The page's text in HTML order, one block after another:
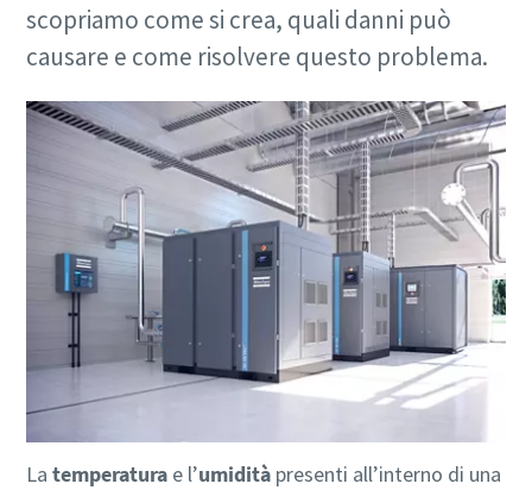
scopriamo come si crea, quali danni può
causare e come risolvere questo problema.
La temperaturae l’umiditàpresenti all’interno di una